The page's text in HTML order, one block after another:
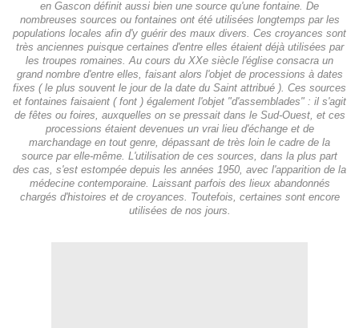
en Gascon définit aussi bien une source qu'une fontaine. De
nombreuses sources ou fontaines ont été utilisées longtemps par les
populations locales afin d'y guérir des maux divers. Ces croyances sont
très anciennes puisque certaines d'entre elles étaient déjà utilisées par
les troupes romaines. Au cours du XXe siècle l'église consacra un
grand nombre d'entre elles, faisant alors l'objet de processions à dates
fixes ( le plus souvent le jour de la date du Saint attribué ). Ces sources
et fontaines faisaient ( font ) également l'objet "d'assemblades" : il s'agit
de fêtes ou foires, auxquelles on se pressait dans le Sud-Ouest, et ces
processions étaient devenues un vrai lieu d'échange et de
marchandage en tout genre, dépassant de très loin le cadre de la
source par elle-même. L'utilisation de ces sources, dans la plus part
des cas, s'est estompée depuis les années 1950, avec l'apparition de la
médecine contemporaine. Laissant parfois des lieux abandonnés
chargés d'histoires et de croyances. Toutefois, certaines sont encore
utilisées de nos jours.